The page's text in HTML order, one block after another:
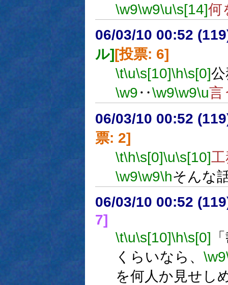
\w9\w9\u\s[14]何
06/03/10 00:52
ル] [投票: 6]
\t\u\s[10]\h\s[0]
\w9‥\w9\w9\u言
06/03/10 00:52
票: 2]
\t\h\s[0]\u\s[10]
\w9\w9\hそんな
06/03/10 00:52
7]
\t\u\s[10]\h\s[0]
くらいなら、 \w9
を何人か見せし